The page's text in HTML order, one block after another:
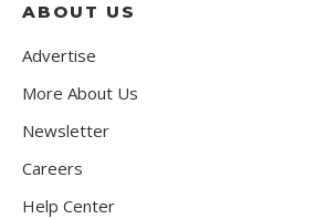
ABOUT US
Advertise
More About Us
Newsletter
Careers
Help Center